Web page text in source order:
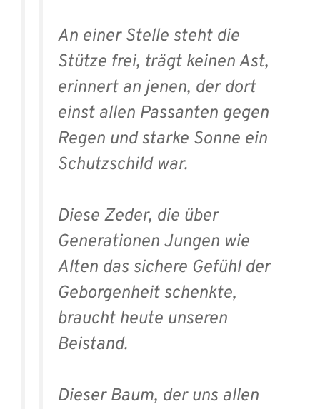
An einer Stelle steht die
Stütze frei, trägt keinen Ast,
erinnert an jenen, der dort
einst allen Passanten gegen
Regen und starke Sonne ein
Schutzschild war.
Diese Zeder, die über
Generationen Jungen wie
Alten das sichere Gefühl der
Geborgenheit schenkte,
braucht heute unseren
Beistand.
Dieser Baum, der uns allen